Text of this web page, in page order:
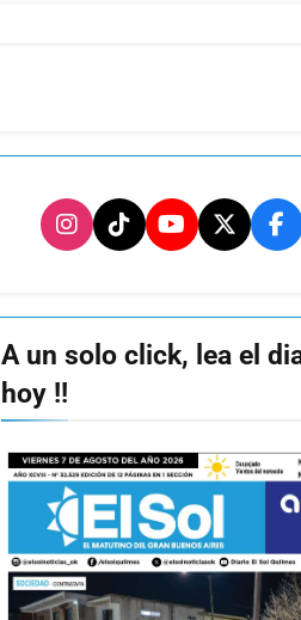
A un solo click, lea el
hoy !!